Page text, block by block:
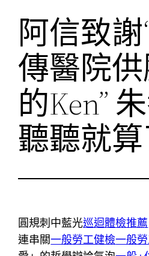
阿信致
傳醫院
的Ken”
聽聽就
圓規刺中藍光巡迴體檢推薦
連串關一般勞工健檢一般